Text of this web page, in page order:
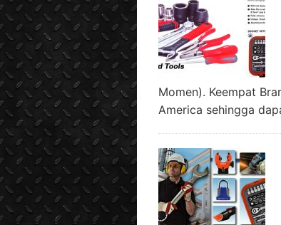
Momen). Keempat
America sehingga